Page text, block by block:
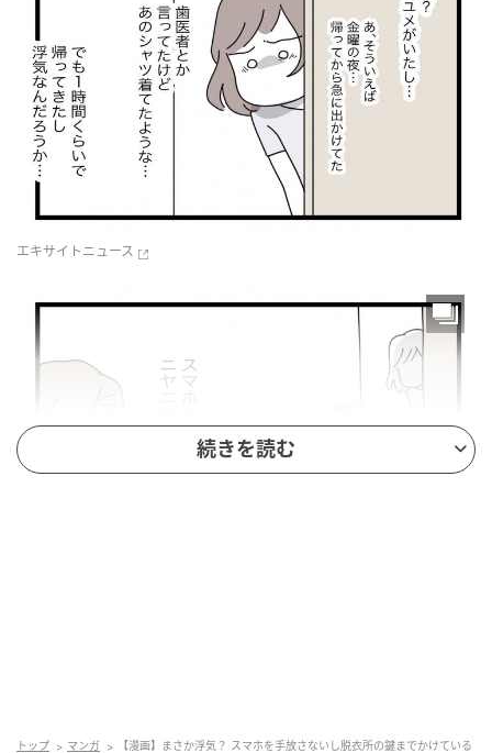
エキサイトニュース
続きを読む
トップ マンガ
【漫画】まさか浮気？ スマホを手放さないし脱衣所の鍵までかけている